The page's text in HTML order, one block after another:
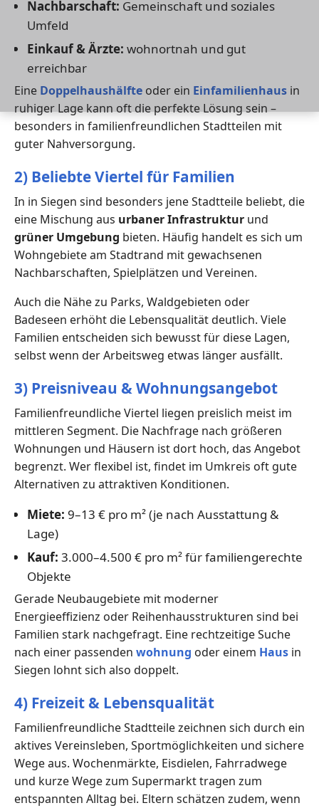
Nachbarschaft: Gemeinschaft und soziales
Umfeld
Einkauf & Ärzte: wohnortnah und gut
erreichbar
Eine Doppelhaushälfte oder ein Einfamilienhaus in
ruhiger Lage kann oft die perfekte Lösung sein –
besonders in familienfreundlichen Stadtteilen mit
guter Nahversorgung.
2) Beliebte Viertel für Familien
In in Siegen sind besonders jene Stadtteile beliebt, die
eine Mischung aus urbaner Infrastruktur und
grüner Umgebung bieten. Häufig handelt es sich um
Wohngebiete am Stadtrand mit gewachsenen
Nachbarschaften, Spielplätzen und Vereinen.
Auch die Nähe zu Parks, Waldgebieten oder
Badeseen erhöht die Lebensqualität deutlich. Viele
Familien entscheiden sich bewusst für diese Lagen,
selbst wenn der Arbeitsweg etwas länger ausfällt.
3) Preisniveau & Wohnungsangebot
Familienfreundliche Viertel liegen preislich meist im
mittleren Segment. Die Nachfrage nach größeren
Wohnungen und Häusern ist dort hoch, das Angebot
begrenzt. Wer flexibel ist, findet im Umkreis oft gute
Alternativen zu attraktiven Konditionen.
Miete: 9–13 € pro m² (je nach Ausstattung &
Lage)
Kauf: 3.000–4.500 € pro m² für familiengerechte
Objekte
Gerade Neubaugebiete mit moderner
Energieeffizienz oder Reihenhausstrukturen sind bei
Familien stark nachgefragt. Eine rechtzeitige Suche
nach einer passenden wohnung oder einem Haus in
Siegen lohnt sich also doppelt.
4) Freizeit & Lebensqualität
Familienfreundliche Stadtteile zeichnen sich durch ein
aktives Vereinsleben, Sportmöglichkeiten und sichere
Wege aus. Wochenmärkte, Eisdielen, Fahrradwege
und kurze Wege zum Supermarkt tragen zum
entspannten Alltag bei. Eltern schätzen zudem, wenn